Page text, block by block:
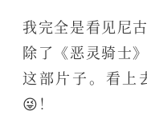
我完全是看见尼
除了《恶灵骑士
这部片子。看上
😜！